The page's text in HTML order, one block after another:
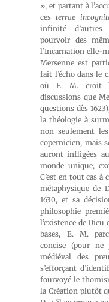
», et partant à
ces terrae
infinité
pourvoir des
l’Incarnation elle-
Mersenne est
fait l’écho dans le
où E. M. croit
discussions que
questions dès
la théologie à
non seulement
copernicien, mais
auront infligées
monde unique,
C’est en tout cas à
métaphysique de
1630, et sa
philosophie
l’existence de Dieu
bases, E. M.
concise (pour
médiéval des
s’efforçant
fourvoyé le
la Création plutôt